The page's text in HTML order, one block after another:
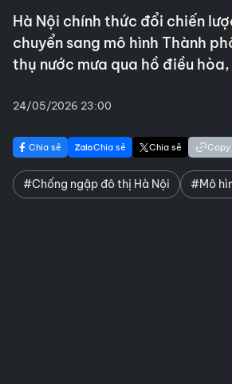
Hà Nội chính thức đổi chiến
chuyển sang mô hình Thành
thụ nước mưa qua hồ điều
24/05/2026 23:00
Chia sẻ Chia sẻ Chia sẻ Copy
#Chống ngập đô thị Hà Nội #Mô